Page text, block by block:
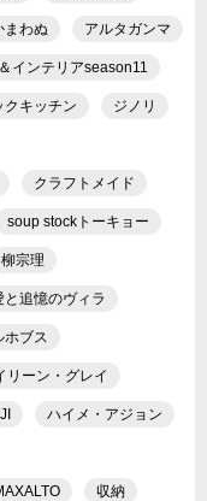
まわぬ アルタガンマ
インテリアseason11
クキッチン ジノリ
クラフトメイド
soup stockトーキョー
柳宗理
と追憶のヴィラ
ホブス
リーン・グレイ
ハイメ・アジョン
収納